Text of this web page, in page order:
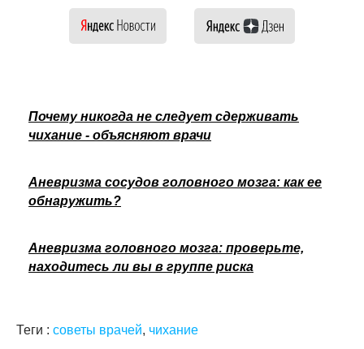
Почему никогда не следует сдерживать
чихание - объясняют врачи
Аневризма сосудов головного мозга: как ее
обнаружить?
Аневризма головного мозга: проверьте,
находитесь ли вы в группе риска
Теги : советы врачей, чихание